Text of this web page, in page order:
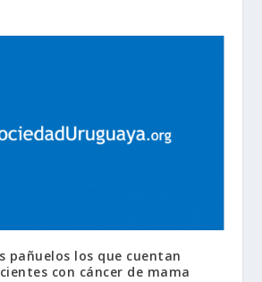
pañuelos los que cuentan
con cáncer de mama